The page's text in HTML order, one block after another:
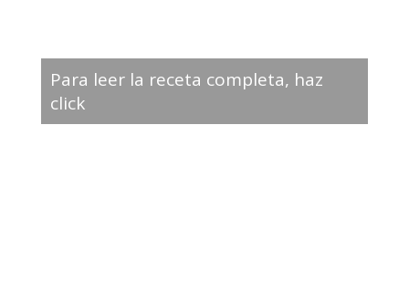
Para leer la receta completa, haz
click